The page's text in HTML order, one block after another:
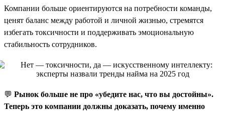
Компании больше ориентируются на потребности команды,
ценят баланс между работой и личной жизнью, стремятся
избегать токсичности и поддерживать эмоциональную
стабильность сотрудников.
💬 Рынок больше не про «убедите нас, что вы достойны».
Теперь это компании должны доказать, почему именно